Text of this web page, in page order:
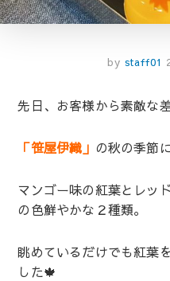
by staff01
先日、お客様から素敵な
「笹屋伊織」 の秋の季節
マンゴー味の紅葉とレッ
の色鮮やかな２種類。
眺めているだけでも紅葉
した🍁